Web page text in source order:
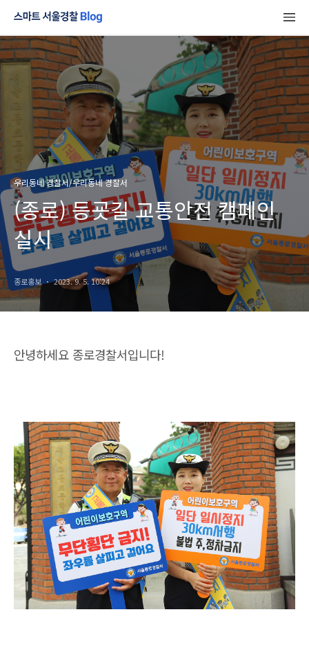
우리동네 경찰서/우리동네 경찰서
(종로) 등굣길 교통안전 캠페인
실시
종로홍보 2023. 9. 5. 10:24
안녕하세요 종로경찰서입니다!